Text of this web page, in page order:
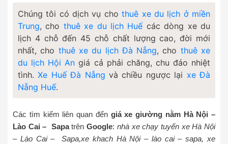
Chúng tôi có dịch vụ chothuê xe du lịch ở miền
Trung, cho thuê xe du lịch Huếcác dòng xe du
lịch 4 chỗ đến 45 chỗ chất lượng cao, đời mới
nhất, cho thuê xe du lịch Đà Nẵng, cho thuê xe
du lịch Hội An giá cả phải chăng, chu đáo nhiệt
tình.Xe Huế Đà Nẵng và chiều ngược lại xe Đà
Nẵng Huế.
Các tìm kiếm liên quan đến giá xe giường nằm Hà Nội –
Lào Cai – SapatrênGoogle: nhà xe chạy tuyến xe Hà Nội
– Lào Cai – Sapa,xe khach Hà Nội – lào cai – sapa,xe